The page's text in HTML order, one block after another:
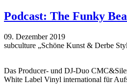
Podcast: The Funky
09. Dezember 2019
subculture „Schöne Kunst & Derbe
Das Producer- und DJ-Duo
White Label Vinyl international für